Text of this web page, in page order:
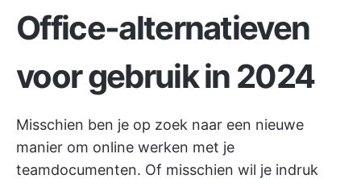
Office-alternatieven
voor gebruik in 2024
Misschien ben je op zoek naar een nieuwe
manier om online werken met je
teamdocumenten. Of misschien wil je indruk